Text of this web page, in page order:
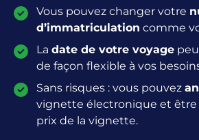
Vous pouvez changer votre
d’immatriculation comme
La date de votre voyage
de façon flexible à vos
Sans risques : vous pouvez
vignette électronique et
prix de la vignette.